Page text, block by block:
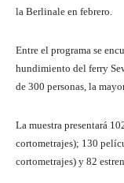
la Berlinale en febrero.
Entre el programa se
hundimiento del ferry
de 300 personas, la
La muestra presentará
cortometrajes); 130
cortometrajes) y 82